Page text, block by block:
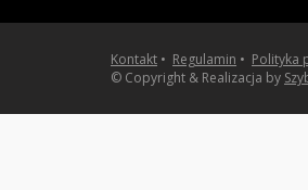
Kontakt • Regulamin • Polityka
© Copyright & Realizacja by